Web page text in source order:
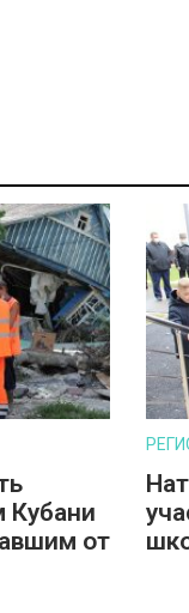
Кубани
от